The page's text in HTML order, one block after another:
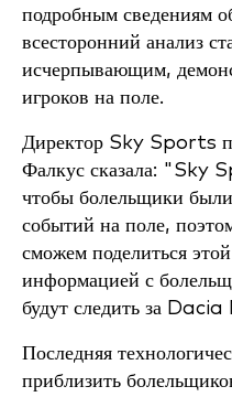
подробным сведениям
всесторонний анализ
исчерпывающим,
игроков на поле.
Директор Sky Sports
Фалкус сказала: "Sky
чтобы болельщики
событий на поле,
сможем поделиться
информацией с
будут следить за
Последняя
приблизить